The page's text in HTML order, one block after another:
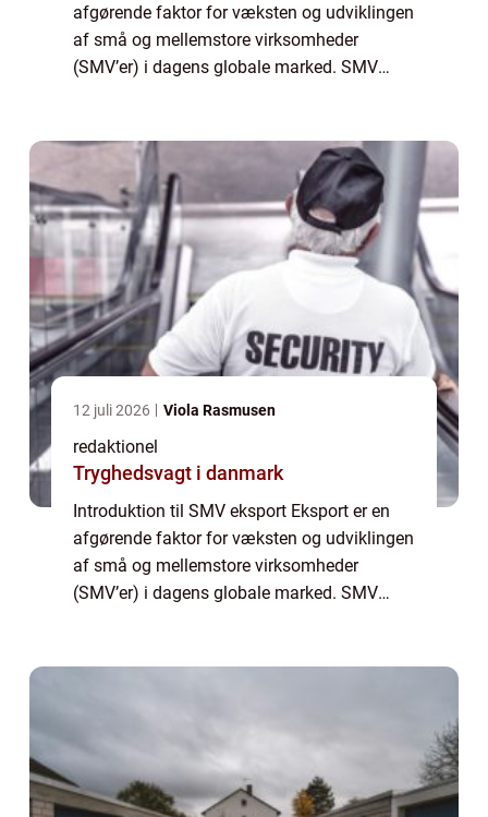
afgørende faktor for væksten og udviklingen
af små og mellemstore virksomheder
(SMV’er) i dagens globale marked. SMV
12 juli 2026 Viola Rasmusen
redaktionel
Tryghedsvagt i danmark
Introduktion til SMV eksport Eksport er en
afgørende faktor for væksten og udviklingen
af små og mellemstore virksomheder
(SMV’er) i dagens globale marked. SMV